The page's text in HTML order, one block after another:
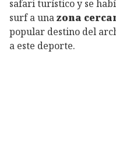
safari turístico y se
surf a unazona
popular destino del
a este deporte.